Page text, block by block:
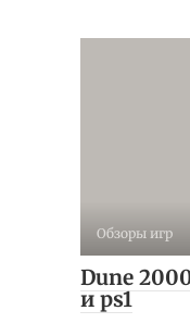
Обзоры игр
Dune
и ps1